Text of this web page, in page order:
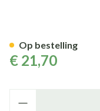
€ 21,70
Op bestelling